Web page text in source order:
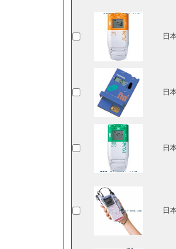
日
日
日
日